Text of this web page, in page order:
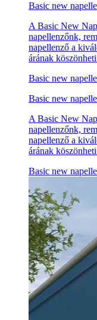
Basic new
A Basic New
napellenzőnk,
napellenző a
árának
Basic new
Basic new
A Basic New
napellenzőnk,
napellenző a
árának
Basic new